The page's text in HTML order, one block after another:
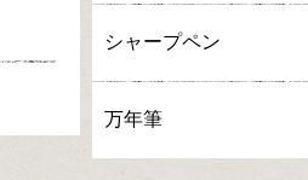
シャープペン
万年筆